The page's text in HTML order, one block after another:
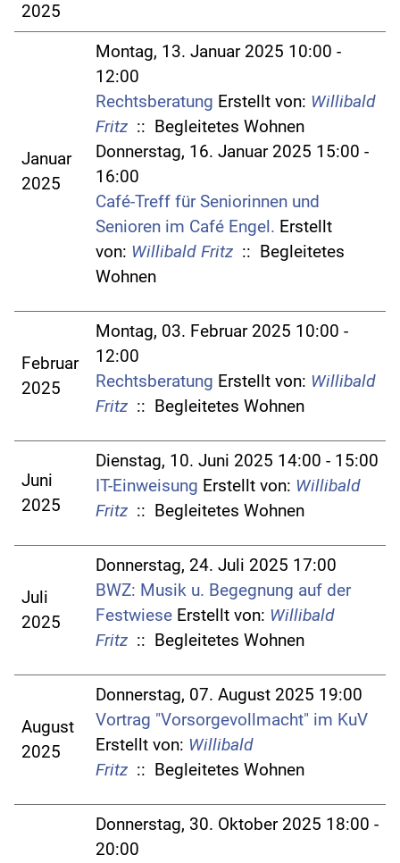
2025
Januar
2025
Montag, 13. Januar 2025 10:00 -
12:00
Rechtsberatung Erstellt von: Willibald
Fritz :: Begleitetes Wohnen
Donnerstag, 16. Januar 2025 15:00 -
16:00
Café-Treff für Seniorinnen und
Senioren im Café Engel. Erstellt
von: Willibald Fritz :: Begleitetes
Wohnen
Februar
2025
Montag, 03. Februar 2025 10:00 -
12:00
Rechtsberatung Erstellt von: Willibald
Fritz :: Begleitetes Wohnen
Juni
2025
Dienstag, 10. Juni 2025 14:00 - 15:00
IT-Einweisung Erstellt von: Willibald
Fritz :: Begleitetes Wohnen
Juli
2025
Donnerstag, 24. Juli 2025 17:00
BWZ: Musik u. Begegnung auf der
Festwiese Erstellt von: Willibald
Fritz :: Begleitetes Wohnen
August
2025
Donnerstag, 07. August 2025 19:00
Vortrag "Vorsorgevollmacht" im KuV
Erstellt von: Willibald
Fritz :: Begleitetes Wohnen
Donnerstag, 30. Oktober 2025 18:00 -
20:00